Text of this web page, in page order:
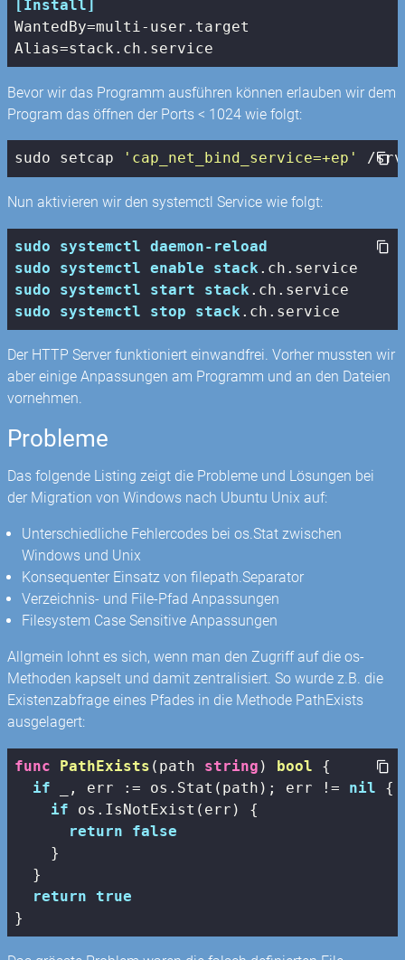
[Install]
WantedBy
Alias
Bevor wir das Programm ausführen können erlauben wir dem
Program das öffnen der Ports < 1024 wie folgt:
sudo setcap 'cap_net_bind_service=+ep' /
Nun aktivieren wir den systemctl Service wie folgt:
sudo systemctl daemon-reload
sudo
systemctl enable stack .ch .service
sudo
systemctl start stack .ch .service
sudo
systemctl stop stack .ch .service
Der HTTP Server funktioniert einwandfrei. Vorher mussten wir
aber einige Anpassungen am Programm und an den Dateien
vornehmen.
Probleme
Das folgende Listing zeigt die Probleme und Lösungen bei
der Migration von Windows nach Ubuntu Unix auf:
Unterschiedliche Fehlercodes bei os.Stat zwischen
Windows und Unix
Konsequenter Einsatz von filepath.Separator
Verzeichnis- und File-Pfad Anpassungen
Filesystem Case Sensitive Anpassungen
Allgmein lohnt es sich, wenn man den Zugriff auf die os-
Methoden kapselt und damit zentralisiert. So wurde z.B. die
Existenzabfrage eines Pfades in die Methode PathExists
ausgelagert:
func PathExists (path string ) bool {
if _, err := os.Stat(path); err != nil {
if os.IsNotExist(err) {
return
false
    }
  }
return true
}